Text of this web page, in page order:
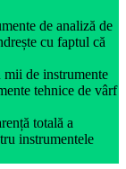
de analiză de
cu faptul că
mii de instrumente
tehnice de vârf
totală a
instrumentele